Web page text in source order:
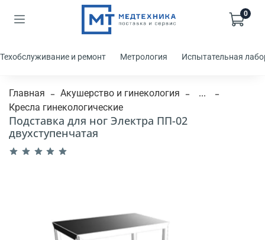
0
Техобслуживание и ремонт Метрология Испытательная
Главная Акушерство и гинекология
...
Кресла гинекологические
Подставка для ног Электра ПП-02
двухступенчатая